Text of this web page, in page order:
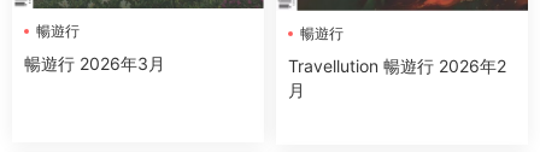
暢遊行
暢遊行 2026年3月
暢遊行
Travellution 暢遊行 2026年2
月